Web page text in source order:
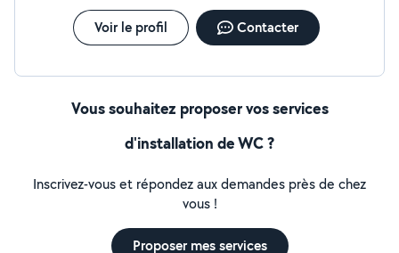
Voir le profil Contacter
Vous souhaitez proposer vos services
d'installation de WC ?
Inscrivez-vous et répondez aux demandes près de chez
vous !
Proposer mes services